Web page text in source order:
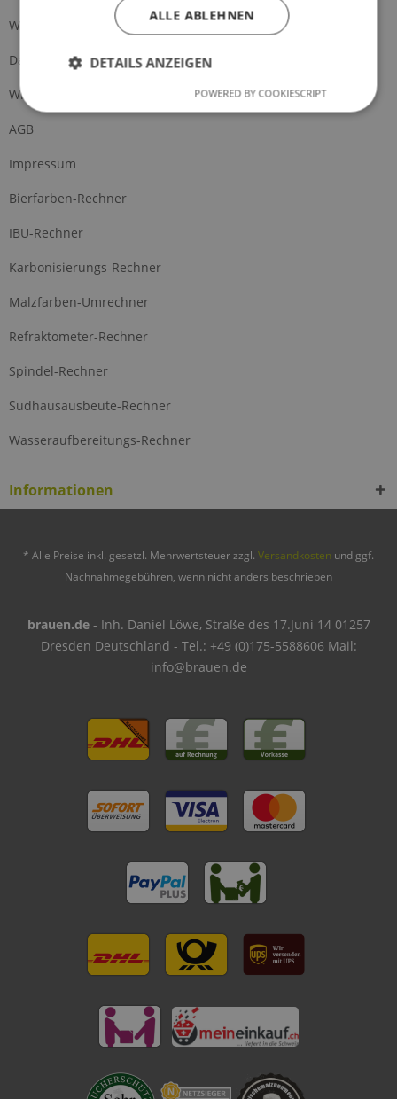
Widerrufsrecht
Datenschutz
Widerrufsformular
AGB
Impressum
Bierfarben-Rechner
IBU-Rechner
Karbonisierungs-Rechner
Malzfarben-Umrechner
Refraktometer-Rechner
Spindel-Rechner
Sudhausausbeute-Rechner
Wasseraufbereitungs-Rechner
Informationen
* Alle Preise inkl. gesetzl. Mehrwertsteuer zzgl. Versandkosten und ggf.
Nachnahmegebühren, wenn nicht anders beschrieben
brauen.de- Inh. Daniel Löwe, Straße des 17.Juni 14 01257
Dresden Deutschland - Tel.: +49 (0)175-5588606 Mail:
info@brauen.de
ALLE ABLEHNEN
DETAILS ANZEIGEN
POWERED BY COOKIESCRIPT